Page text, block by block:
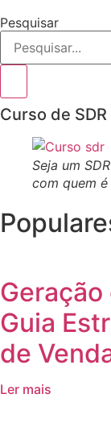
Pesquisar
Curso de SDR
Seja um
com quem
Geração
Guia
de
Ler mais